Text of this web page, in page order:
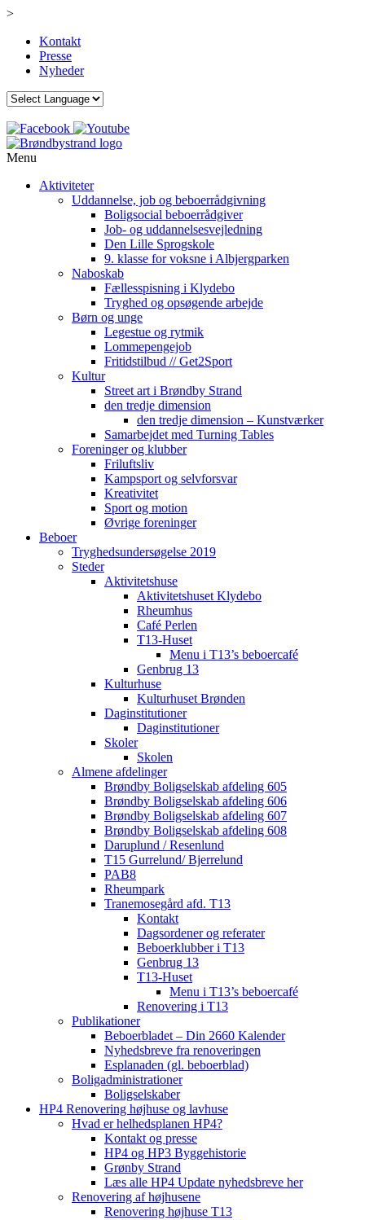
>
Kontakt
Presse
Nyheder
Menu
Aktiviteter
Uddannelse, job og beboerrådgivning
Boligsocial beboerrådgiver
Job- og uddannelsesvejledning
Den Lille Sprogskole
9. klasse for voksne i Albjergparken
Naboskab
Fællesspisning i Klydebo
Tryghed og opsøgende arbejde
Børn og unge
Legestue og rytmik
Lommepengejob
Fritidstilbud // Get2Sport
Kultur
Street art i Brøndby Strand
den tredje dimension
den tredje dimension – Kunstværker
Samarbejdet med Turning Tables
Foreninger og klubber
Friluftsliv
Kampsport og selvforsvar
Kreativitet
Sport og motion
Øvrige foreninger
Beboer
Tryghedsundersøgelse 2019
Steder
Aktivitetshuse
Aktivitetshuset Klydebo
Rheumhus
Café Perlen
T13-Huset
Menu i T13’s beboercafé
Genbrug 13
Kulturhuse
Kulturhuset Brønden
Daginstitutioner
Daginstitutioner
Skoler
Skolen
Almene afdelinger
Brøndby Boligselskab afdeling 605
Brøndby Boligselskab afdeling 606
Brøndby Boligselskab afdeling 607
Brøndby Boligselskab afdeling 608
Daruplund / Resenlund
T15 Gurrelund/ Bjerrelund
PAB8
Rheumpark
Tranemosegård afd. T13
Kontakt
Dagsordener og referater
Beboerklubber i T13
Genbrug 13
T13-Huset
Menu i T13’s beboercafé
Renovering i T13
Publikationer
Beboerbladet – Din 2660 Kalender
Nyhedsbreve fra renoveringen
Esplanaden (gl. beboerblad)
Boligadministrationer
Boligselskaber
HP4 Renovering højhuse og lavhuse
Hvad er helhedsplanen HP4?
Kontakt og presse
HP4 og HP3 Byggehistorie
Grønby Strand
Læs alle HP4 Update nyhedsbreve her
Renovering af højhusene
Renovering højhuse T13